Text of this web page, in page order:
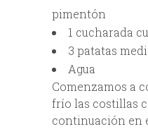
pimentón
1 cucharada
3 patatas
Agua
Comenzamos a
frío las costillas
continuación en